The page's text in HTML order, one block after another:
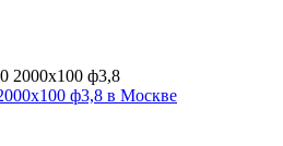
ф3,8 в Москве